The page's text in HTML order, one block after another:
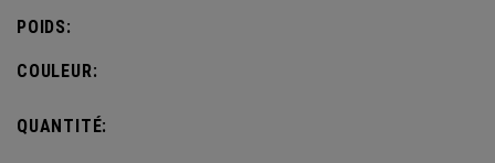
POIDS:
COULEUR:
QUANTITÉ: